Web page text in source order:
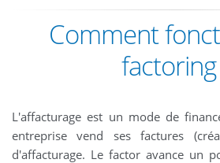
Comment
factoring
L'affacturage est un mode de
entreprise vend ses factures
d'affacturage. Le factor avance un